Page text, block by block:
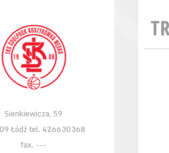
Sienkiewicza, 59
Łódź tel. 426630368
fax. ---